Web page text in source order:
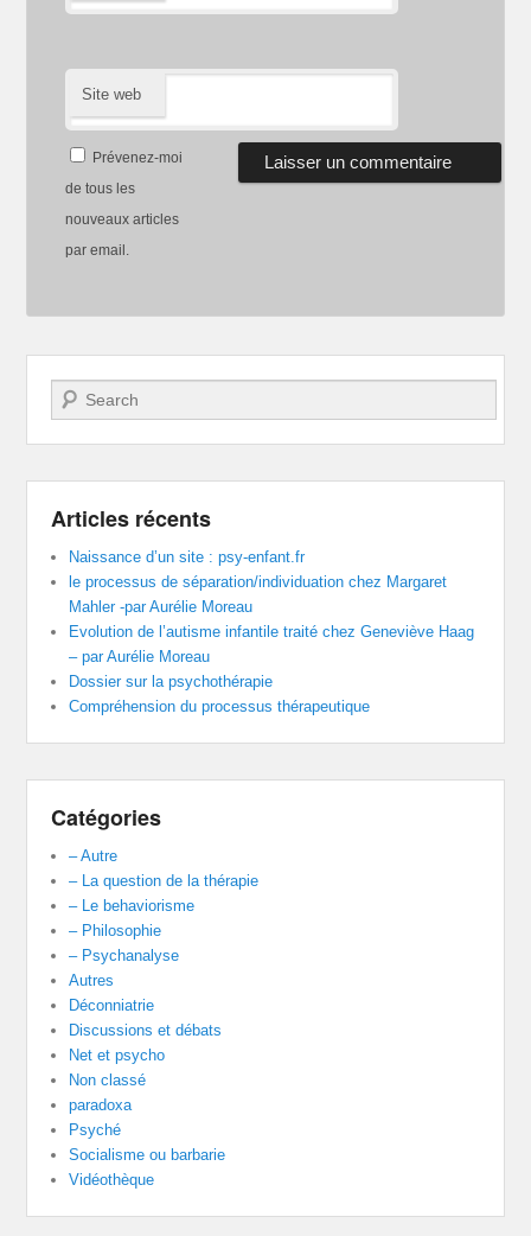
Site web
Prévenez-moi
de tous les
nouveaux articles
par email.
Recherche
Articles récents
Naissance d’un site : psy-enfant.fr
le processus de séparation/individuation chez Margaret
Mahler -par Aurélie Moreau
Evolution de l’autisme infantile traité chez Geneviève Haag
– par Aurélie Moreau
Dossier sur la psychothérapie
Compréhension du processus thérapeutique
Catégories
– Autre
– La question de la thérapie
– Le behaviorisme
– Philosophie
– Psychanalyse
Autres
Déconniatrie
Discussions et débats
Net et psycho
Non classé
paradoxa
Psyché
Socialisme ou barbarie
Vidéothèque